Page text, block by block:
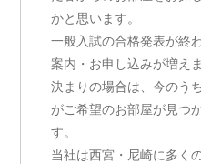
かと思います。
一般入試の合格発表が終
案内・お申し込みが増え
決まりの場合は、今のう
がご希望のお部屋が見つ
す。
当社は西宮・尼崎に多く